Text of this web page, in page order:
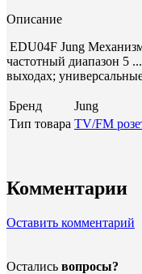
Описание
EDU04F Jung
частотный диапазон 5
выходах;
Бренд
Jung
Тип товара TV/FM
Комментарии
Оставить комментарий
Остались вопросы?